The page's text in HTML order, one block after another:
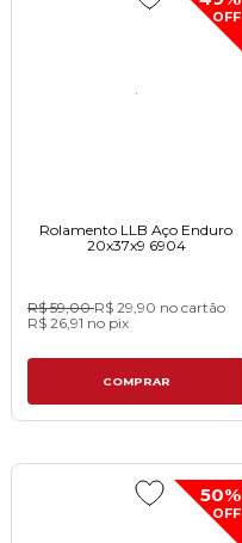
OFF
Rolamento LLB Aço Enduro
20x37x9 6904
R$ 59,00R$ 29,90 no cartão
R$ 26,91 no pix
COMPRAR
50%
OFF